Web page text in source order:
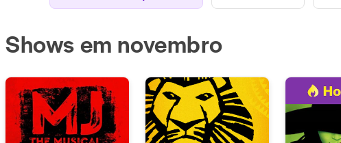
Shows em novembro